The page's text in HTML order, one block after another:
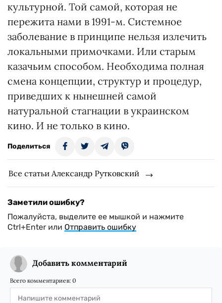
культурной. Той самой, которая не
пережита нами в 1991-м. Системное
заболевание в принципе нельзя излечить
локальными примочками. Или старым
казачьим способом. Необходима полная
смена концепции, структур и процедур,
приведших к нынешней самой
натуральной стагнации в украинском
кино. И не только в кино.
Поделиться
Все статьи Александр Рутковский
Заметили ошибку?
Пожалуйста, выделите ее мышкой и нажмите
Ctrl+Enter или Отправить ошибку
Добавить комментарий
Всего комментариев: 0